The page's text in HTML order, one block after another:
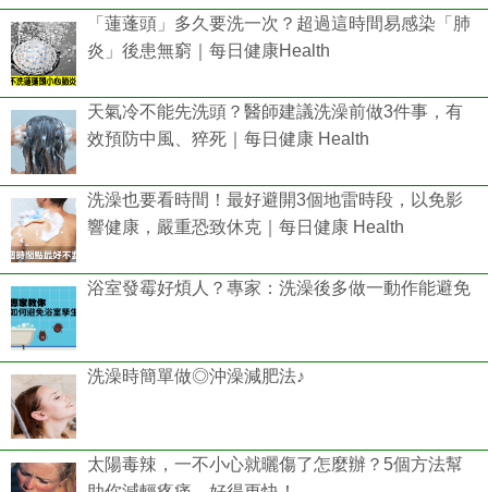
「蓮蓬頭」多久要洗一次？超過這時間易感染「肺
炎」後患無窮｜每日健康Health
天氣冷不能先洗頭？醫師建議洗澡前做3件事，有
效預防中風、猝死｜每日健康 Health
洗澡也要看時間！最好避開3個地雷時段，以免影
響健康，嚴重恐致休克｜每日健康 Health
浴室發霉好煩人？專家：洗澡後多做一動作能避免
洗澡時簡單做◎沖澡減肥法♪
太陽毒辣，一不小心就曬傷了怎麼辦？5個方法幫